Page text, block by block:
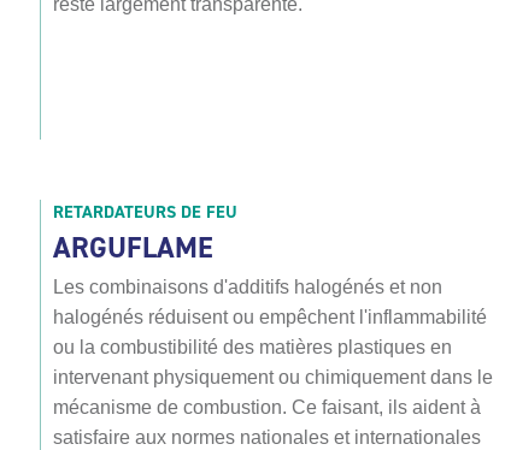
reste largement transparente.
RETARDATEURS DE FEU
ARGUFLAME
Les combinaisons d'additifs halogénés et non
halogénés réduisent ou empêchent l'inflammabilité
ou la combustibilité des matières plastiques en
intervenant physiquement ou chimiquement dans le
mécanisme de combustion. Ce faisant, ils aident à
satisfaire aux normes nationales et internationales